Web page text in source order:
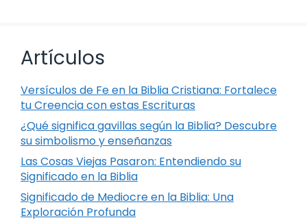
Artículos
Versículos de Fe en la Biblia Cristiana: Fortalece
tu Creencia con estas Escrituras
¿Qué significa gavillas según la Biblia? Descubre
su simbolismo y enseñanzas
Las Cosas Viejas Pasaron: Entendiendo su
Significado en la Biblia
Significado de Mediocre en la Biblia: Una
Exploración Profunda